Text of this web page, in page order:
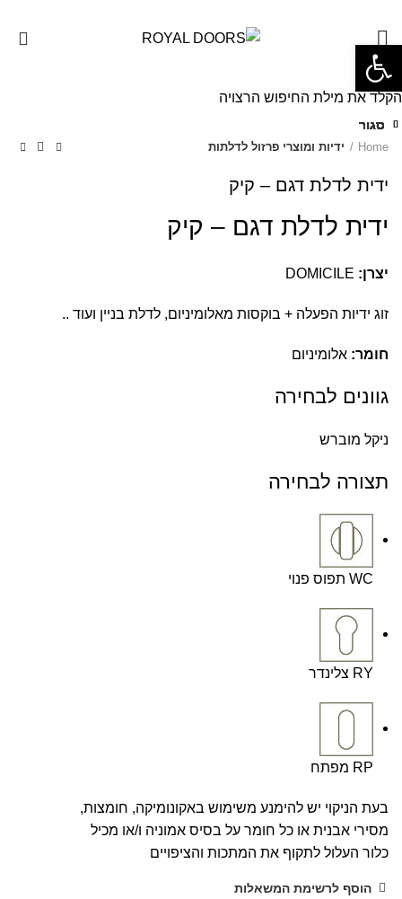
Home ידיות ומוצרי פרזול לדלתות
ידית לדלת דגם – קיק
ידית לדלת דגם – קיק
יצרן:
זוג ידיות הפעלה + בוקסות מאלומיניום, לדלת בניין ועוד ..
חומר: אלומיניום
גוונים לבחירה
ניקל מוברש
תצורה לבחירה
WC תפוס פנוי
RY צלינדר
RP מפתח
בעת הניקוי יש להימנע משימוש באקונומיקה, חומצות,
מסירי אבנית או כל חומר על בסיס אמוניה ו/או מכיל
כלור העלול לתקוף את המתכות והציפויים
הוסף לרשימת המשאלות
סגור
סגור
סגור
סגור
סגור
סגור
סגור
סגור
הקלד את מילת החיפוש הרצויה
פתח סרגל נגישות